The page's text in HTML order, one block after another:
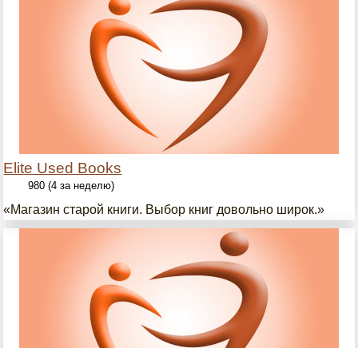
Elite Used Books
980 (4 за неделю)
«Магазин старой книги. Выбор книг довольно широк.»